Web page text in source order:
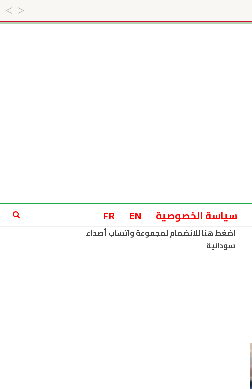
سياسة الخصوصية EN
FR
اضغط هنا للانضمام لمجموعة واتساب أصداء
سودانية